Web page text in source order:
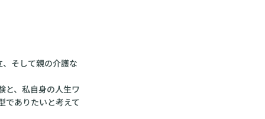
そして親の介護な
と、私自身の人生ワ
でありたいと考えて